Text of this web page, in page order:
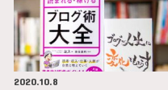
2020.10.8